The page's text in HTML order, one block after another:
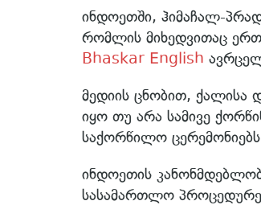
ინდოეთში, ჰიმაჩალ-
რომლის მიხედვითაც
Bhaskar English
მედიის ცნობით, ქალისა
იყო თუ არა სამივე
საქორწილო
ინდოეთის
სასამართლო